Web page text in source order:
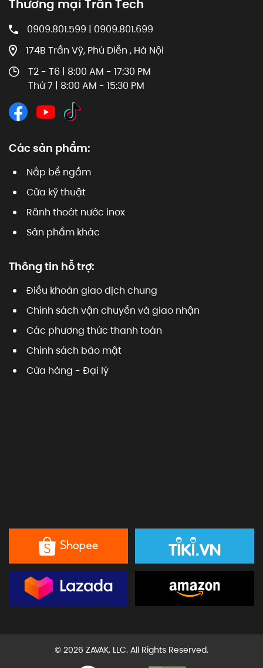
Thương mại Trần Tech
0909.801.599 | 0909.801.699
174B Trần Vỹ, Phú Diễn , Hà Nội
T2 - T6 | 8:00 AM - 17:30 PM
Thứ 7 | 8:00 AM - 15:30 PM
Các sản phẩm:
Nắp bể ngầm
Cửa kỹ thuật
Rãnh thoát nước inox
Sản phẩm khác
Thông tin hỗ trợ:
Điều khoản giao dịch chung
Chính sách vận chuyển và giao nhận
Các phương thức thanh toán
Chính sách bảo mật
Cửa hàng - Đại lý
© 2026 ZAVAK, LLC. All Rights Reserved.